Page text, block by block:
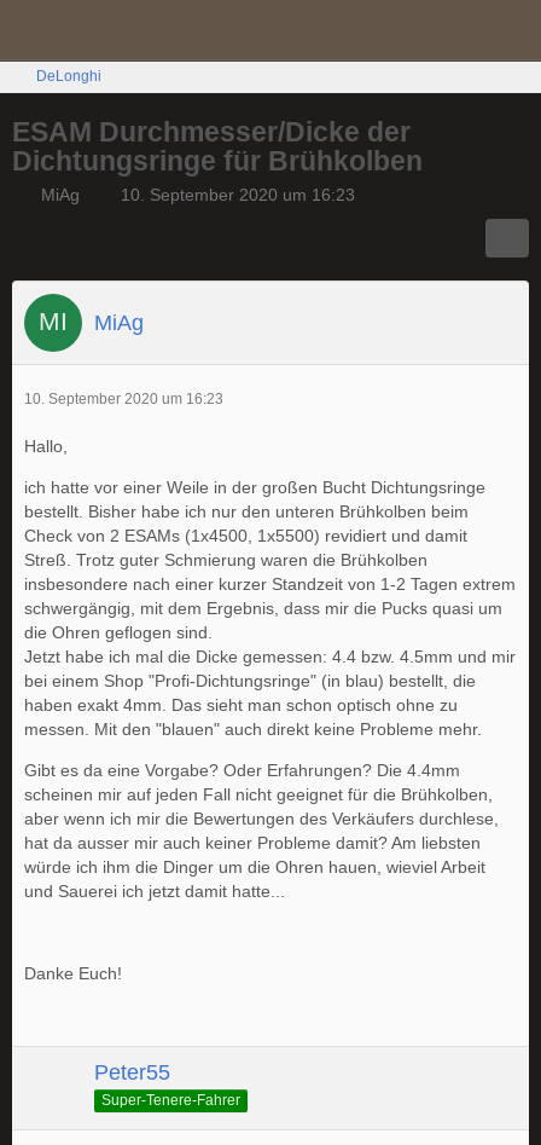
DeLonghi
ESAM Durchmesser/Dicke der
Dichtungsringe für Brühkolben
MiAg 10. September 2020 um 16:23
MiAg
10. September 2020 um 16:23
Hallo,
ich hatte vor einer Weile in der großen Bucht Dichtungsringe
bestellt. Bisher habe ich nur den unteren Brühkolben beim
Check von 2 ESAMs (1x4500, 1x5500) revidiert und damit
Streß. Trotz guter Schmierung waren die Brühkolben
insbesondere nach einer kurzer Standzeit von 1-2 Tagen extrem
schwergängig, mit dem Ergebnis, dass mir die Pucks quasi um
die Ohren geflogen sind.
Jetzt habe ich mal die Dicke gemessen: 4.4 bzw. 4.5mm und mir
bei einem Shop "Profi-Dichtungsringe" (in blau) bestellt, die
haben exakt 4mm. Das sieht man schon optisch ohne zu
messen. Mit den "blauen" auch direkt keine Probleme mehr.
Gibt es da eine Vorgabe? Oder Erfahrungen? Die 4.4mm
scheinen mir auf jeden Fall nicht geeignet für die Brühkolben,
aber wenn ich mir die Bewertungen des Verkäufers durchlese,
hat da ausser mir auch keiner Probleme damit? Am liebsten
würde ich ihm die Dinger um die Ohren hauen, wieviel Arbeit
und Sauerei ich jetzt damit hatte...
Danke Euch!
Peter55
Super-Tenere-Fahrer